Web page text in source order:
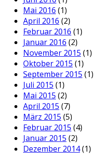
Mai 2016 (1)
April 2016 (2)
Februar 2016 (1)
Januar 2016 (2)
November 2015 (1)
Oktober 2015 (1)
September 2015 (1)
Juli 2015 (1)
Mai 2015 (2)
April 2015 (7)
März 2015 (5)
Februar 2015 (4)
Januar 2015 (2)
Dezember 2014(1)